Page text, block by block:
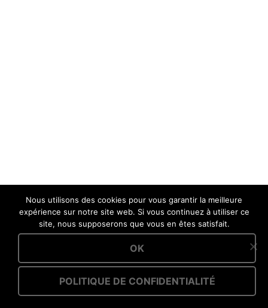
Nous utilisons des cookies pour vous garantir la meilleure
expérience sur notre site web. Si vous continuez à utiliser ce
site, nous supposerons que vous en êtes satisfait.
OK
POLITIQUE DE CONFIDENTIALITÉ